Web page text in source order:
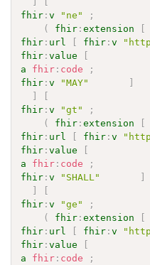
fhir :v "ne"
;
(
fhir :extension
[
fhir : url [ fhir :v
fhir :value
[
a
fhir : code
;
fhir :v "MAY" ]
]
[
fhir :v "gt"
;
(
fhir :extension
[
fhir : url [ fhir :v
fhir :value
[
a
fhir : code
;
fhir :v "SHALL" ]
]
[
fhir :v "ge"
;
(
fhir :extension
[
fhir : url [ fhir :v
fhir :value
[
a
fhir : code
;